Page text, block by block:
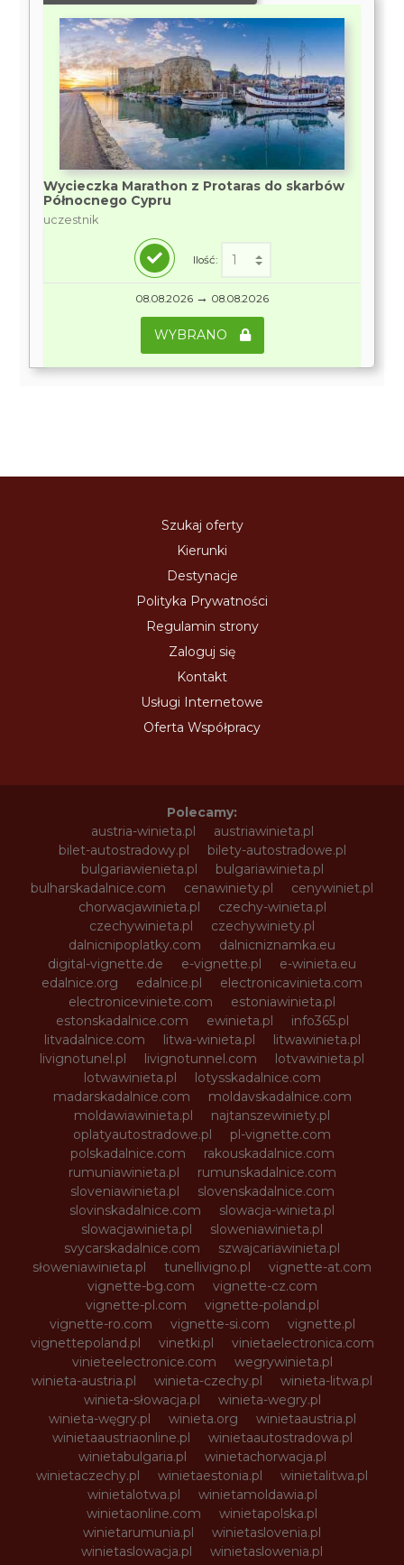
Wycieczka Marathon z Protaras do skarbów
Północnego Cypru
uczestnik
Ilość:
08.08.2026 → 08.08.2026
WYBRANO
Szukaj oferty
Kierunki
Destynacje
Polityka Prywatności
Regulamin strony
Zaloguj się
Kontakt
Usługi Internetowe
Oferta Współpracy
Polecamy:
austria-winieta.pl
austriawinieta.pl
bilet-autostradowy.pl
bilety-autostradowe.pl
bulgariawienieta.pl
bulgariawinieta.pl
bulharskadalnice.com
cenawiniety.pl
cenywiniet.pl
chorwacjawinieta.pl
czechy-winieta.pl
czechywinieta.pl
czechywiniety.pl
dalnicnipoplatky.com
dalnicniznamka.eu
digital-vignette.de
e-vignette.pl
e-winieta.eu
edalnice.org
edalnice.pl
electronicavinieta.com
electroniceviniete.com
estoniawinieta.pl
estonskadalnice.com
ewinieta.pl
info365.pl
litvadalnice.com
litwa-winieta.pl
litwawinieta.pl
livignotunel.pl
livignotunnel.com
lotvawinieta.pl
lotwawinieta.pl
lotysskadalnice.com
madarskadalnice.com
moldavskadalnice.com
moldawiawinieta.pl
najtanszewiniety.pl
oplatyautostradowe.pl
pl-vignette.com
polskadalnice.com
rakouskadalnice.com
rumuniawinieta.pl
rumunskadalnice.com
sloveniawinieta.pl
slovenskadalnice.com
slovinskadalnice.com
slowacja-winieta.pl
slowacjawinieta.pl
sloweniawinieta.pl
svycarskadalnice.com
szwajcariawinieta.pl
słoweniawinieta.pl
tunellivigno.pl
vignette-at.com
vignette-bg.com
vignette-cz.com
vignette-pl.com
vignette-poland.pl
vignette-ro.com
vignette-si.com
vignette.pl
vignettepoland.pl
vinetki.pl
vinietaelectronica.com
vinieteelectronice.com
wegrywinieta.pl
winieta-austria.pl
winieta-czechy.pl
winieta-litwa.pl
winieta-słowacja.pl
winieta-wegry.pl
winieta-węgry.pl
winieta.org
winietaaustria.pl
winietaaustriaonline.pl
winietaautostradowa.pl
winietabulgaria.pl
winietachorwacja.pl
winietaczechy.pl
winietaestonia.pl
winietalitwa.pl
winietalotwa.pl
winietamoldawia.pl
winietaonline.com
winietapolska.pl
winietarumunia.pl
winietaslovenia.pl
winietaslowacja.pl
winietaslowenia.pl